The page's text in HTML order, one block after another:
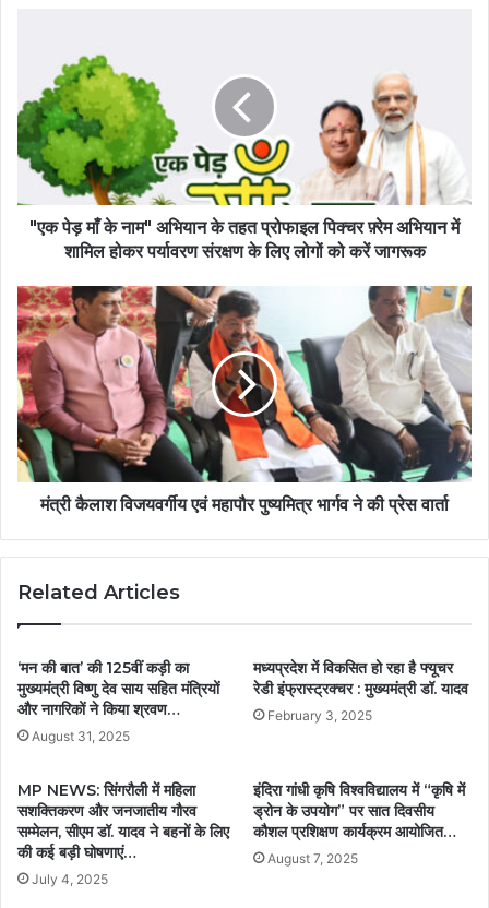
"एक पेड़ माँ के नाम" अभियान के तहत प्रोफाइल पिक्चर फ़्रेम अभियान में
शामिल होकर पर्यावरण संरक्षण के लिए लोगों को करें जागरूक
मंत्री कैलाश विजयवर्गीय एवं महापौर पुष्यमित्र भार्गव ने की प्रेस वार्ता
Related Articles
‘मन की बात’ की 125वीं कड़ी का
मुख्यमंत्री विष्णु देव साय सहित मंत्रियों
और नागरिकों ने किया श्रवण…
August 31, 2025
मध्यप्रदेश में विकसित हो रहा है फ्यूचर
रेडी इंफ्रास्ट्रक्चर : मुख्यमंत्री डॉ. यादव
February 3, 2025
MP NEWS: सिंगरौली में महिला
सशक्तिकरण और जनजातीय गौरव
सम्मेलन, सीएम डॉ. यादव ने बहनों के लिए
की कई बड़ी घोषणाएं…
July 4, 2025
इंदिरा गांधी कृषि विश्वविद्यालय में “कृषि में
ड्रोन के उपयोग” पर सात दिवसीय
कौशल प्रशिक्षण कार्यक्रम आयोजित…
August 7, 2025